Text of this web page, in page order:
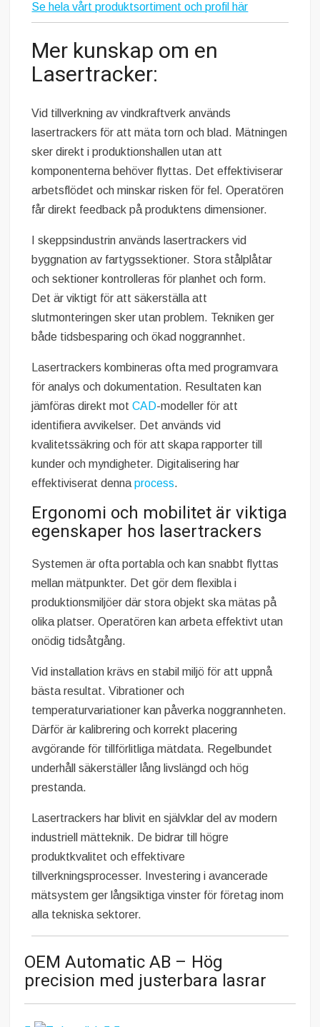
Se hela vårt produktsortiment och profil här
Mer kunskap om en
Lasertracker:
Vid tillverkning av vindkraftverk används
lasertrackers för att mäta torn och blad. Mätningen
sker direkt i produktionshallen utan att
komponenterna behöver flyttas. Det effektiviserar
arbetsflödet och minskar risken för fel. Operatören
får direkt feedback på produktens dimensioner.
I skeppsindustrin används lasertrackers vid
byggnation av fartygssektioner. Stora stålplåtar
och sektioner kontrolleras för planhet och form.
Det är viktigt för att säkerställa att
slutmonteringen sker utan problem. Tekniken ger
både tidsbesparing och ökad noggrannhet.
Lasertrackers kombineras ofta med programvara
för analys och dokumentation. Resultaten kan
jämföras direkt motCAD-modeller för att
identifiera avvikelser. Det används vid
kvalitetssäkring och för att skapa rapporter till
kunder och myndigheter. Digitalisering har
effektiviserat dennaprocess.
Ergonomi och mobilitet är viktiga
egenskaper hos lasertrackers
Systemen är ofta portabla och kan snabbt flyttas
mellan mätpunkter. Det gör dem flexibla i
produktionsmiljöer där stora objekt ska mätas på
olika platser. Operatören kan arbeta effektivt utan
onödig tidsåtgång.
Vid installation krävs en stabil miljö för att uppnå
bästa resultat. Vibrationer och
temperaturvariationer kan påverka noggrannheten.
Därför är kalibrering och korrekt placering
avgörande för tillförlitliga mätdata. Regelbundet
underhåll säkerställer lång livslängd och hög
prestanda.
Lasertrackers har blivit en självklar del av modern
industriell mätteknik. De bidrar till högre
produktkvalitet och effektivare
tillverkningsprocesser. Investering i avancerade
mätsystem ger långsiktiga vinster för företag inom
alla tekniska sektorer.
OEM Automatic AB – Hög
precision med justerbara lasrar